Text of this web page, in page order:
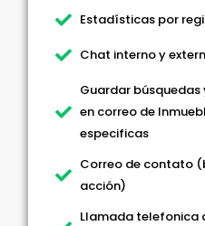
Estadísticas por
Chat interno y
Guardar
en correo de
especificas
Correo de contato
acción)
Llamada telefonica